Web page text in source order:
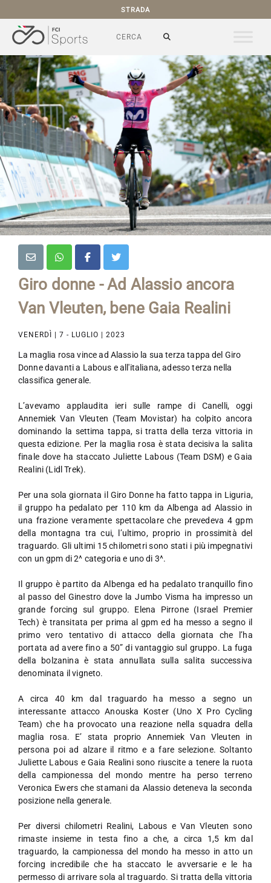
STRADA
Giro donne - Ad Alassio ancora
Van Vleuten, bene Gaia Realini
VENERDÌ | 7 - LUGLIO | 2023
La maglia rosa vince ad Alassio la sua terza tappa del Giro
Donne davanti a Labous e all'italiana, adesso terza nella
classifica generale.
L’avevamo applaudita ieri sulle rampe di Canelli, oggi
Annemiek Van Vleuten (Team Movistar) ha colpito ancora
dominando la settima tappa, si tratta della terza vittoria in
questa edizione. Per la maglia rosa è stata decisiva la salita
finale dove ha staccato Juliette Labous (Team DSM) e Gaia
Realini (Lidl Trek).
Per una sola giornata il Giro Donne ha fatto tappa in Liguria,
il gruppo ha pedalato per 110 km da Albenga ad Alassio in
una frazione veramente spettacolare che prevedeva 4 gpm
della montagna tra cui, l’ultimo, proprio in prossimità del
traguardo. Gli ultimi 15 chilometri sono stati i più impegnativi
con un gpm di 2^ categoria e uno di 3^.
Il gruppo è partito da Albenga ed ha pedalato tranquillo fino
al passo del Ginestro dove la Jumbo Visma ha impresso un
grande forcing sul gruppo. Elena Pirrone (Israel Premier
Tech) è transitata per prima al gpm ed ha messo a segno il
primo vero tentativo di attacco della giornata che l’ha
portata ad avere fino a 50” di vantaggio sul gruppo. La fuga
della bolzanina è stata annullata sulla salita successiva
denominata il vigneto.
A circa 40 km dal traguardo ha messo a segno un
interessante attacco Anouska Koster (Uno X Pro Cycling
Team) che ha provocato una reazione nella squadra della
maglia rosa. E’ stata proprio Annemiek Van Vleuten in
persona poi ad alzare il ritmo e a fare selezione. Soltanto
Juliette Labous e Gaia Realini sono riuscite a tenere la ruota
della campionessa del mondo mentre ha perso terreno
Veronica Ewers che stamani da Alassio deteneva la seconda
posizione nella generale.
Per diversi chilometri Realini, Labous e Van Vleuten sono
rimaste insieme in testa fino a che, a circa 1,5 km dal
traguardo, la campionessa del mondo ha messo in atto un
forcing incredibile che ha staccato le avversarie e le ha
permesso di arrivare sola al traguardo. Si tratta della vittoria